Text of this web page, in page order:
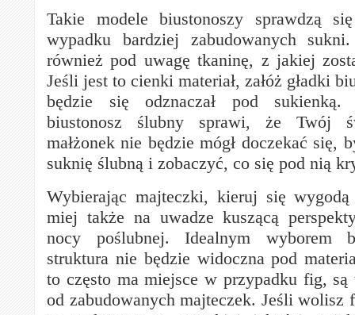
Takie modele biustonoszy sprawdzą
wypadku bardziej zabudowanych
również pod uwagę tkaninę, z jakiej
Jeśli jest to cienki materiał, załóż gładki
będzie się odznaczał pod sukienką.
biustonosz ślubny sprawi, że Twój
małżonek nie będzie mógł doczekać się,
suknię ślubną i zobaczyć, co się pod nią
Wybierając majteczki, kieruj się
miej także na uwadze kuszącą
nocy poślubnej. Idealnym wyborem
struktura nie będzie widoczna pod
to często ma miejsce w przypadku fig, są
od zabudowanych majteczek. Jeśli wolisz